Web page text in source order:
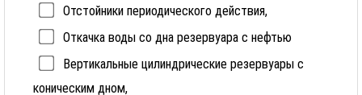
Отстойники периодического действия,
Откачка воды со дна резервуара с нефтью
Вертикальные цилиндрические резервуары с
коническим дном,